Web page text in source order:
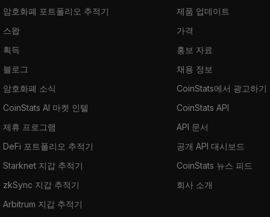
암호화폐 포트폴리오 추적기
스왑
획득
블로그
암호화폐 소식
CoinStats AI 마켓 인텔
제휴 프로그램
DeFi 포트폴리오 추적기
Starknet 지갑 추적기
zkSync 지갑 추적기
Arbitrum 지갑 추적기
제품 업데이트
가격
홍보 자료
채용 정보
CoinStats에서 광고하기
CoinStats API
API 문서
공개 API 대시보드
CoinStats 뉴스 피드
회사 소개